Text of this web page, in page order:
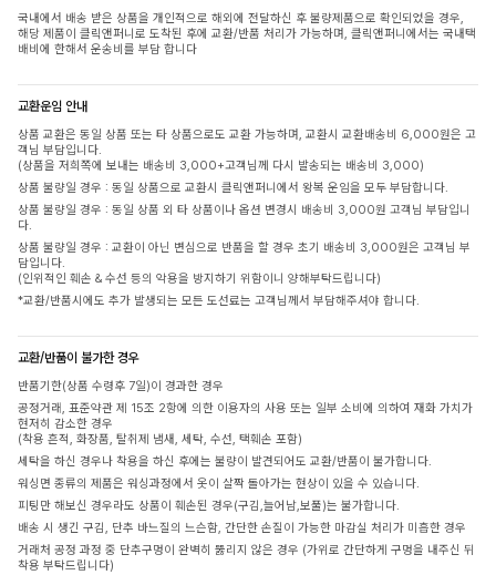
국내에서 배송 받은 상품을 개인적으로 해외에 전달하신 후 불량제품으로 확인되었을 경우,
해당 제품이 클릭앤퍼니로 도착된 후에 교환/반품 처리가 가능하며, 클릭앤퍼니에서는 국내택
배비에 한해서 운송비를 부담 합니다
교환운임 안내
상품 교환은 동일 상품 또는 타 상품으로도 교환 가능하며, 교환시 교환배송비 6,000원은 고
객님 부담입니다.
(상품을 저희쪽에 보내는 배송비 3,000+고객님께 다시 발송되는 배송비 3,000)
상품 불량일 경우 : 동일 상품으로 교환시 클릭앤퍼니에서 왕복 운임을 모두 부담합니다.
상품 불량일 경우 : 동일 상품 외 타 상품이나 옵션 변경시 배송비 3,000원 고객님 부담입니
다.
상품 불량일 경우 : 교환이 아닌 변심으로 반품을 할 경우 초기 배송비 3,000원은 고객님 부
담입니다.
(인위적인 훼손 & 수선 등의 악용을 방지하기 위함이니 양해부탁드립니다)
*교환/반품시에도 추가 발생되는 모든 도선료는 고객님께서 부담해주셔야 합니다.
교환/반품이 불가한 경우
반품기한(상품 수령후 7일)이 경과한 경우
공정거래, 표준약관 제 15조 2항에 의한 이용자의 사용 또는 일부 소비에 의하여 재화 가치가
현저히 감소한 경우
(착용 흔적, 화장품, 탈취제 냄새, 세탁, 수선, 택훼손 포함)
세탁을 하신 경우나 착용을 하신 후에는 불량이 발견되어도 교환/반품이 불가합니다.
워싱면 종류의 제품은 워싱과정에서 옷이 살짝 돌아가는 현상이 있을 수 있습니다.
피팅만 해보신 경우라도 상품이 훼손된 경우(구김,늘어남,보풀)는 불가합니다.
배송 시 생긴 구김, 단추 바느질의 느슨함, 간단한 손질이 가능한 마감실 처리가 미흡한 경우
거래처 공정 과정 중 단추구멍이 완벽히 뚫리지 않은 경우 (가위로 간단하게 구멍을 내주신 뒤
착용 부탁드립니다)